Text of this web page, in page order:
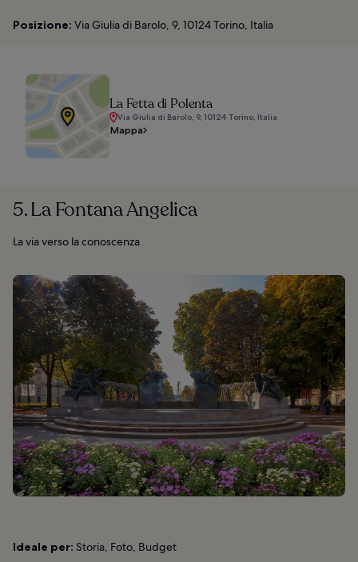
Posizione: Via Giulia di Barolo, 9, 10124 Torino, Italia
La Fetta di Polenta
Via Giulia di Barolo, 9, 10124 Torino, Italia
Mappa
5. La Fontana Angelica
La via verso la conoscenza
Ideale per: Storia, Foto, Budget